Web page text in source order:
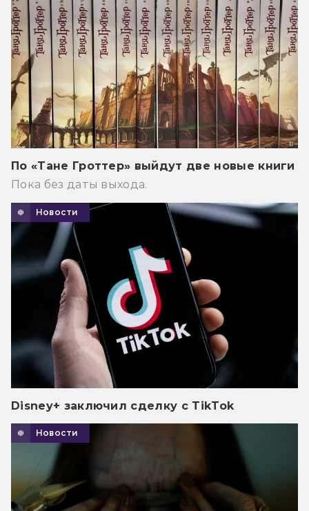
По «Тане Гроттер» выйдут две новые книги
Пока без даты выхода.
Новости
Disney+ заключил сделку с TikTok
Новости